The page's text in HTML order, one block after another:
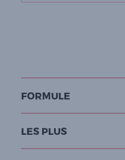
FORMULE
LES PLUS